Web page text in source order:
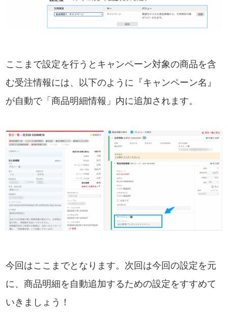
ここまで設定を行うとキャンペーン対象の商品を含
む受注情報には、以下のように『キャンペーン名』
が自動で「商品明細情報」内に追加されます。
今回はここまでとなります。次回は今回の設定を元
に、商品明細を自動追加するための設定をすすめて
いきましょう！